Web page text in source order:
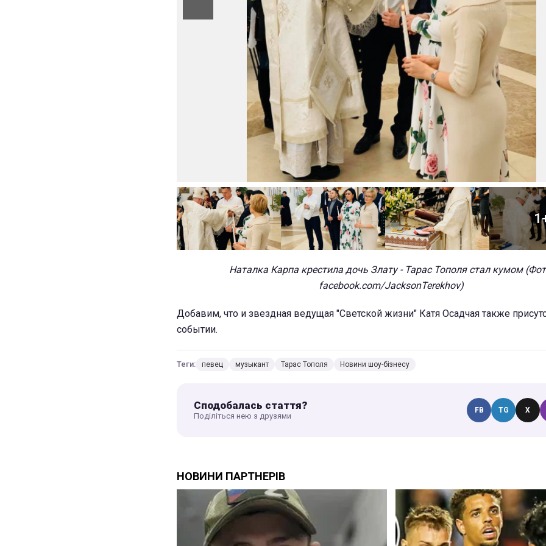
Наталка Карпа крестила дочь Злату - Тарас Тополя стал кумом
facebook.com/JacksonTerekhov)
Добавим, что и звездная ведущая "Светской жизни" Катя Осадчая также
событии.
Теги: певец музыкант Тарас Тополя Новини шоу-бізнесу
Сподобалась стаття?
Поділіться нею з друзями
FB TG X